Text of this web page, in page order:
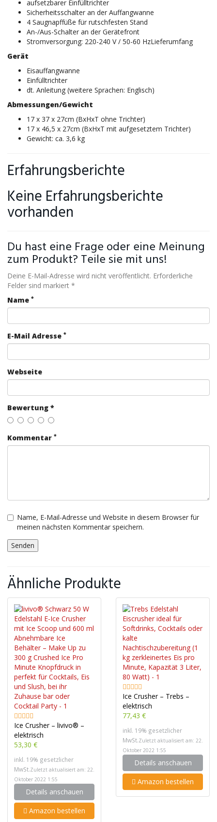
aufsetzbarer Einfülltrichter
Sicherheitsschalter an der Auffangwanne
4 Saugnapffüße für rutschfesten Stand
An-/Aus-Schalter an der Gerätefront
Stromversorgung: 220-240 V / 50-60 HzLieferumfang
Gerät
Eisauffangwanne
Einfülltrichter
dt. Anleitung (weitere Sprachen: Englisch)
Abmessungen/Gewicht
17 x 37 x 27cm (BxHxT ohne Trichter)
17 x 46,5 x 27cm (BxHxT mit aufgesetztem Trichter)
Gewicht: ca. 3,6 kg
Erfahrungsberichte
Keine Erfahrungsberichte
vorhanden
Du hast eine Frage oder eine Meinung
zum Produkt? Teile sie mit uns!
Deine E-Mail-Adresse wird nicht veröffentlicht. Erforderliche
Felder sind markiert *
Name *
E-Mail Adresse *
Webseite
Bewertung *
Kommentar *
Name, E-Mail-Adresse und Website in diesem Browser für
meinen nächsten Kommentar speichern.
Ähnliche Produkte
Ice Crusher – livivo® –
elektrisch
53,30 €
inkl. 19% gesetzlicher
MwSt.Zuletzt aktualisiert am: 22.
Oktober 2022 1:55
Details anschauen
Amazon bestellen
Ice Crusher – Trebs –
elektrisch
77,43 €
inkl. 19% gesetzlicher
MwSt.Zuletzt aktualisiert am: 22.
Oktober 2022 1:55
Details anschauen
Amazon bestellen